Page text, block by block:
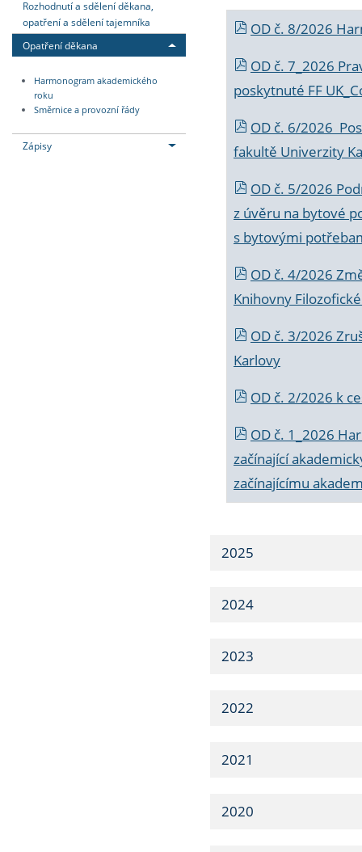
Rozhodnutí a sdělení děkana,
opatření a sdělení tajemníka
Opatření děkana
Harmonogram akademického
roku
Směrnice a provozní řády
Zápisy
OD č. 8/2026
OD č. 7_2026
poskytnuté FF
OD č. 6/2026
fakultě Univerzity
OD č. 5/2026
z úvěru na bytové
s bytovými
OD č. 4/2026
Knihovny
OD č. 3/2026
Karlovy
OD č. 2/2026 k
OD č. 1_2026
začínající
začínajícímu
2025
2024
2023
2022
2021
2020